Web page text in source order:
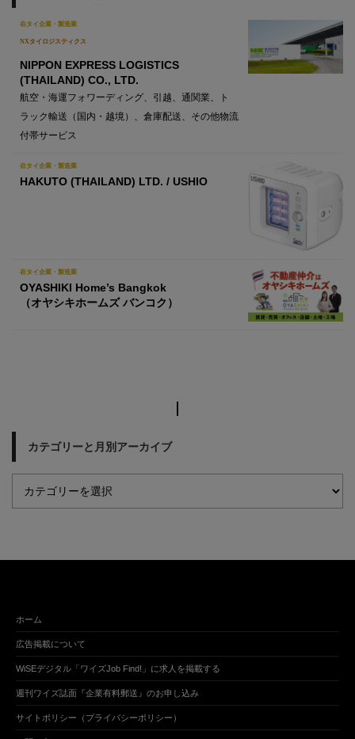
在タイ企業・製造業
NXタイロジスティクス
NIPPON EXPRESS LOGISTICS
(THAILAND) CO., LTD.
航空・海運フォワーディング、引越、通関業、ト
ラック輸送（国内・越境）、倉庫配送、その他物流
付帯サービス
在タイ企業・製造業
HAKUTO (THAILAND) LTD. / USHIO
在タイ企業・製造業
OYASHIKI Home’s Bangkok
（オヤシキホームズ バンコク）
カテゴリーと月別アーカイブ
ホーム
広告掲載について
WiSEデジタル「ワイズJob Find!」に求人を掲載する
週刊ワイズ誌面『企業有料郵送』のお申し込み
サイトポリシー（プライバシーポリシー）